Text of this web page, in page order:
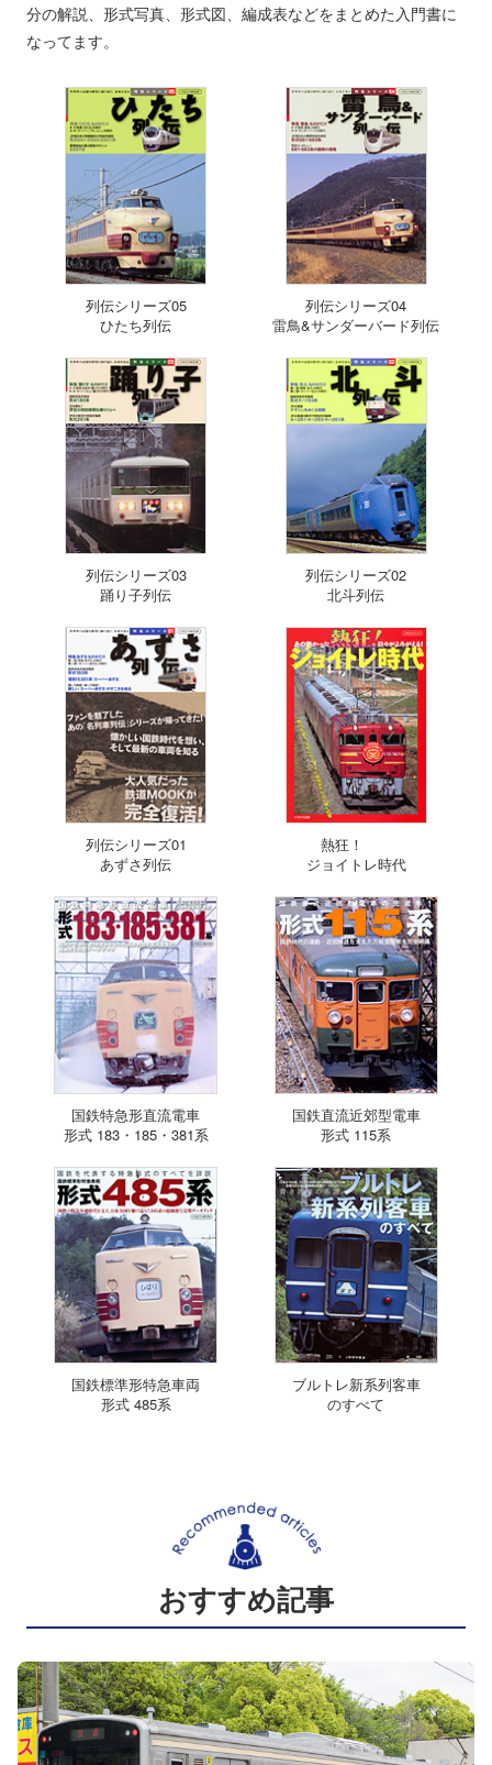
分の解説、形式写真、形式図、編成表などをまとめた入門書に
なってます。
列伝シリーズ05
ひたち列伝
列伝シリーズ04
雷鳥&サンダーバード列伝
列伝シリーズ03
踊り子列伝
列伝シリーズ02
北斗列伝
列伝シリーズ01
あずさ列伝
熱狂！
ジョイトレ時代
国鉄特急形直流電車
形式 183・185・381系
国鉄直流近郊型電車
形式 115系
国鉄標準形特急車両
形式 485系
ブルトレ新系列客車
のすべて
おすすめ記事